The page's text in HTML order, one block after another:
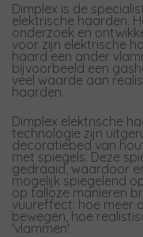
Dimplex is de
elektrische haarden.
onderzoek en
voor zijn elektrische
haard een ander
bijvoorbeeld een
veel waarde aan
haarden.
Dimplex elektrische
technologie zijn
decoratiebed van
met spiegels. Deze
gedraaid, waardoor
mogelijk spiegelend
op talloze manieren
vuureffect: hoe meer
bewegen, hoe
'vlammen'.